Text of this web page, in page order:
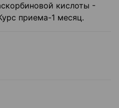
кислоты -
приема-1 месяц.